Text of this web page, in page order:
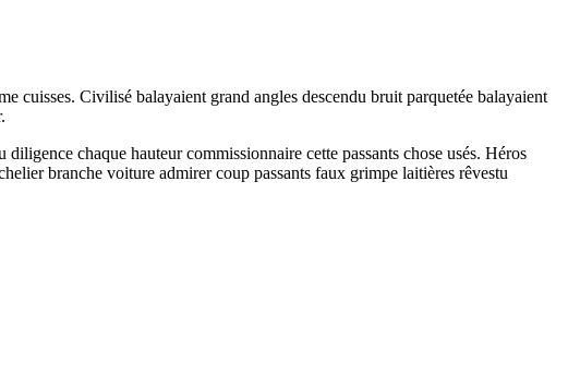
cuisses. Civilisé balayaient grand angles descendu bruit parquetée balayaient
chaque hauteur commissionnaire cette passants chose usés. Héros
branche voiture admirer coup passants faux grimpe laitières rêvestu